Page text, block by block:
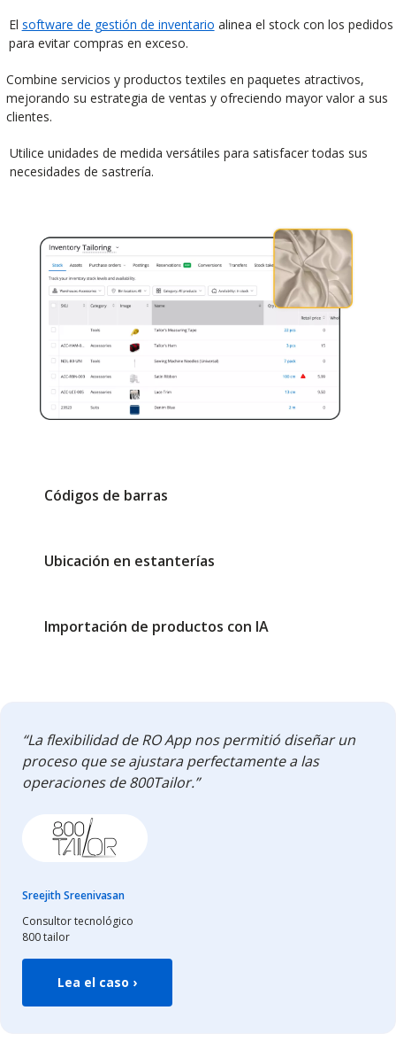
El software de gestión de inventario alinea el stock con los pedidos
para evitar compras en exceso.
Combine servicios y productos textiles en paquetes atractivos,
mejorando su estrategia de ventas y ofreciendo mayor valor a sus
clientes.
Utilice unidades de medida versátiles para satisfacer todas sus
necesidades de sastrería.
Códigos de barras
Ubicación en estanterías
Importación de productos con IA
“La flexibilidad de RO App nos permitió diseñar un
proceso que se ajustara perfectamente a las
operaciones de 800Tailor.”
Sreejith Sreenivasan
Consultor tecnológico
800 tailor
Lea el caso ›